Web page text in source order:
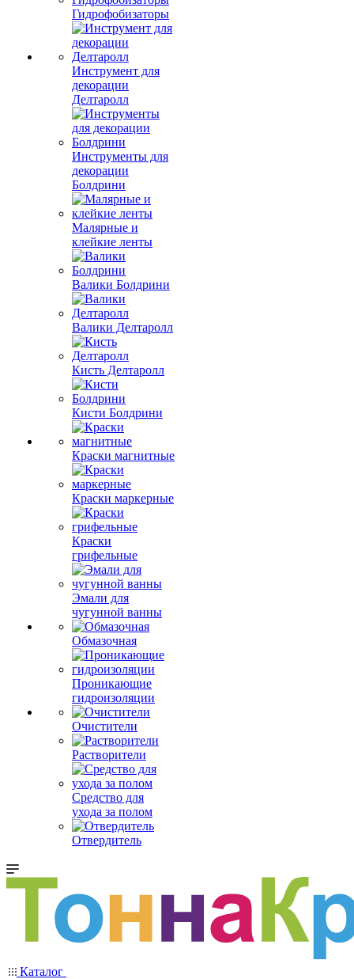
Гидрофобизаторы
Инструмент для
декорации
Делтаролл
Инструменты для
декорации
Болдрини
Малярные и
клейкие ленты
Валики Болдрини
Валики Делтаролл
Кисть Делтаролл
Кисти Болдрини
Краски магнитные
Краски маркерные
Краски
грифельные
Эмали для
чугунной ванны
Обмазочная
Проникающие
гидроизоляции
Очистители
Растворители
Средство для
ухода за полом
Отвердитель
Каталог